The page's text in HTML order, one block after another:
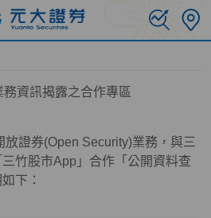
務資訊揭露之合作專區
放證券(Open Security)業務，與三
竹股市App 」合作「公開資料查
下：